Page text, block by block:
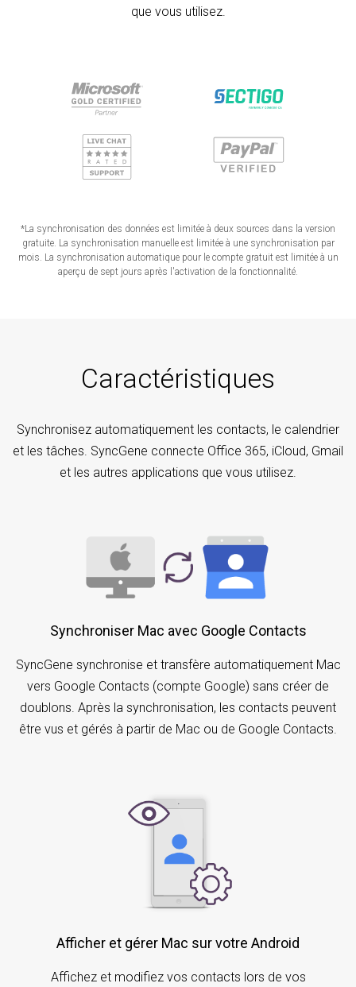
que vous utilisez.
*La synchronisation des données est limitée à deux sources dans la version
gratuite. La synchronisation manuelle est limitée à une synchronisation par
mois. La synchronisation automatique pour le compte gratuit est limitée à un
aperçu de sept jours après l'activation de la fonctionnalité.
Caractéristiques
Synchronisez automatiquement les contacts, le calendrier
et les tâches. SyncGene connecte Office 365, iCloud, Gmail
et les autres applications que vous utilisez.
Synchroniser Mac avec Google Contacts
SyncGene synchronise et transfère automatiquement Mac
vers Google Contacts (compte Google) sans créer de
doublons. Après la synchronisation, les contacts peuvent
être vus et gérés à partir de Mac ou de Google Contacts.
Afficher et gérer Mac sur votre Android
Affichez et modifiez vos contacts lors de vos